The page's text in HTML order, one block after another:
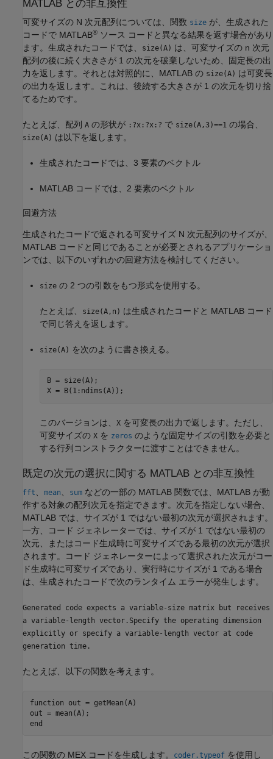
MATLAB との非互換性
可変サイズの N 次元配列については、関数 size が、生成された
コードで MATLAB® ソース コードと異なる結果を返す場合があり
ます。生成されたコードでは、
size(A) は、可変サイズの n 次元
配列の後に続く大きさが 1 の次元を破棄しないため、固定長の出
力を返します。それとは対照的に、MATLAB の size(A) は可変長
の出力を返します。これは、後続する大きさが 1 の次元を切り捨
てるためです。
たとえば、配列 A の形状が :?x:?x:? で size(A,3)==1 の場合、
size(A) は以下を返します。
生成されたコードでは、3 要素のベクトル
MATLAB コードでは、2 要素のベクトル
回避方法
生成されたコードで返される可変サイズ N 次元配列のサイズが、
MATLAB コードと同じであることが必要とされるアプリケーショ
ンでは、以下のいずれかの回避方法を検討してください。
size の 2 つの引数をもつ形式を使用する。
たとえば、 size(A,n) は生成されたコードと MATLAB コード
で同じ答えを返します。
size(A) を次のように書き換える。
B = size(A);
X = B(1:ndims(A));
このバージョンは、 X を可変長の出力で返します。ただし、
可変サイズの X を zeros のような固定サイズの引数を必要と
する行列コンストラクターに渡すことはできません。
既定の次元の選択に関する MATLAB との非互換性
fft mean sum などの一部の MATLAB 関数では、MATLAB が動
作する対象の配列次元を指定できます。次元を指定しない場合、
MATLAB では、サイズが 1 ではない最初の次元が選択されます。
一方、コード ジェネレーターでは、サイズが 1 ではない最初の
次元、またはコード生成時に可変サイズである最初の次元が選択
されます。コード ジェネレーターによって選択された次元がコー
ド生成時に可変サイズであり、実行時にサイズが 1 である場合
は、生成されたコードで次のランタイム エラーが発生します。
Generated code expects a variable-size matrix but receives
a variable-length vector.Specify the operating dimension
explicitly or specify a variable-length vector at code
generation time.
たとえば、以下の関数を考えます。
function out = getMean(A)
end
この関数の MEX コードを生成します。 coder.typeof を使用し